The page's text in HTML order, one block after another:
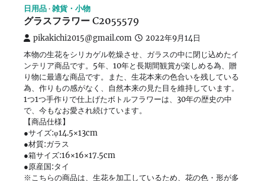
日用品 雑貨・小物
グラスフラワー C2055579
pikakichi2015@gmail.com 2022年9月14日
本物の生花をシリカゲル乾燥させ、ガラスの中に閉じ込めたイ
ンテリア商品です。5年、10年と長期間観賞が楽しめる為、贈
り物に最適な商品です。また、生花本来の色合いを残している
為、作りもの感がなく、自然本来の見た目を維持しています。
1つ1つ手作りで仕上げたボトルフラワーは、30年の歴史の中
で、今もなお愛され続けています。
【商品仕様】
●サイズ:φ14.5×13cm
●材質:ガラス
●箱サイズ:16×16×17.5cm
●原産国:タイ
※こちらの商品は、生花を加工しているため、花の色・形が多